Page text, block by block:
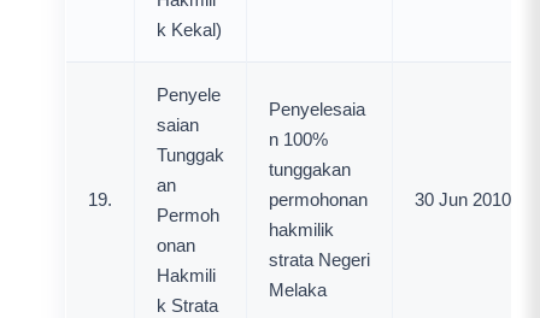
k Kekal)
19.
Penyele
saian
Tunggak
an
Permoh
onan
Hakmili
k Strata
Penyelesaia
n 100%
tunggakan
permohonan
hakmilik
strata Negeri
Melaka
30 Jun 2010